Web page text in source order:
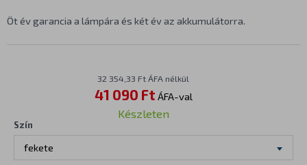
Öt év garancia a lámpára és két év az akkumulátorra.
32 354,33 Ft ÁFA nélkül
41 090 Ft ÁFA-val
Készleten
Szín
fekete